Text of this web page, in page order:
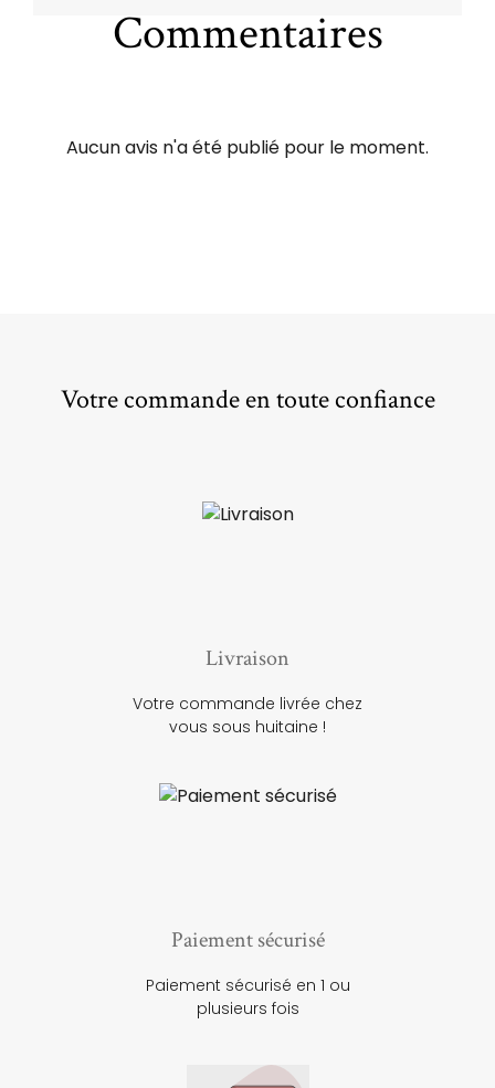
Commentaires
Aucun avis n'a été publié pour le moment.
Votre commande en toute confiance
Livraison
Votre commande livrée chez
vous sous huitaine !
Paiement sécurisé
Paiement sécurisé en 1 ou
plusieurs fois